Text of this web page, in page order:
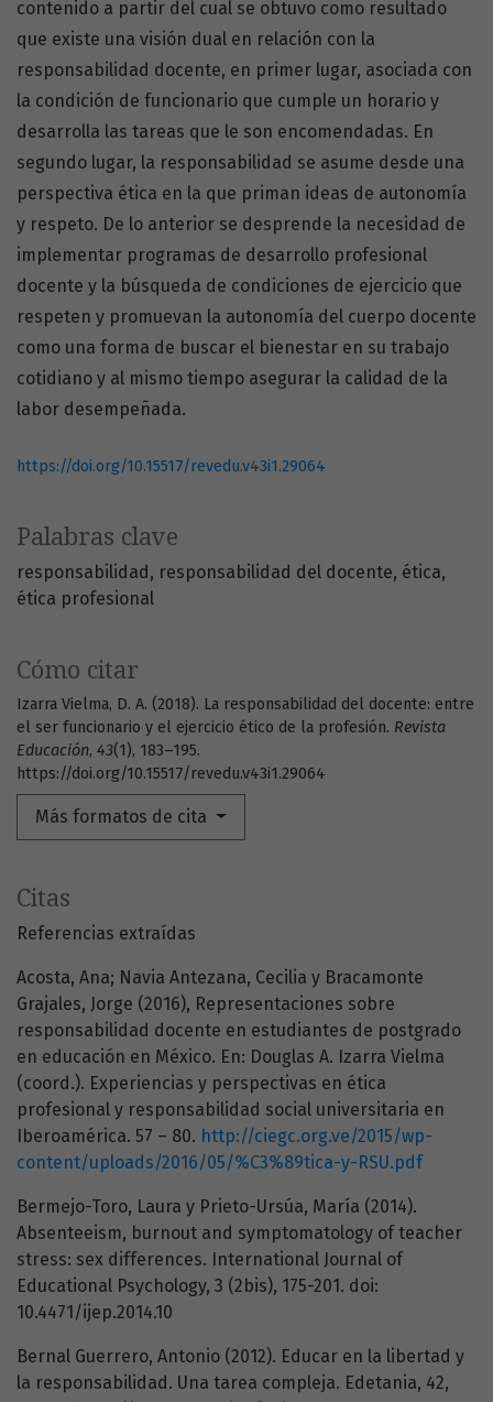
Palabras clave
responsabilidad responsabilidad del docente ética
ética profesional
Cómo citar
Izarra Vielma, D. A. (2018). La responsabilidad del docente: entre
el ser funcionario y el ejercicio ético de la profesión. Revista
Educación, 43(1), 183–195.
https://doi.org/10.15517/revedu.v43i1.29064
Más formatos de cita
contenido a partir del cual se obtuvo como resultado
que existe una visión dual en relación con la
responsabilidad docente, en primer lugar, asociada con
la condición de funcionario que cumple un horario y
desarrolla las tareas que le son encomendadas. En
segundo lugar, la responsabilidad se asume desde una
perspectiva ética en la que priman ideas de autonomía
y respeto. De lo anterior se desprende la necesidad de
implementar programas de desarrollo profesional
docente y la búsqueda de condiciones de ejercicio que
respeten y promuevan la autonomía del cuerpo docente
como una forma de buscar el bienestar en su trabajo
cotidiano y al mismo tiempo asegurar la calidad de la
labor desempeñada.
https://doi.org/10.15517/revedu.v43i1.29064
Citas
Referencias extraídas
Acosta, Ana; Navia Antezana, Cecilia y Bracamonte
Grajales, Jorge (2016), Representaciones sobre
responsabilidad docente en estudiantes de postgrado
en educación en México. En: Douglas A. Izarra Vielma
(coord.). Experiencias y perspectivas en ética
profesional y responsabilidad social universitaria en
Iberoamérica. 57 – 80. http://ciegc.org.ve/2015/wp-
content/uploads/2016/05/%C3%89tica-y-RSU.pdf
Bermejo-Toro, Laura y Prieto-Ursúa, María (2014).
Absenteeism, burnout and symptomatology of teacher
stress: sex differences. International Journal of
Educational Psychology, 3 (2bis), 175-201. doi:
10.4471/ijep.2014.10
Bernal Guerrero, Antonio (2012). Educar en la libertad y
la responsabilidad. Una tarea compleja. Edetania, 42,